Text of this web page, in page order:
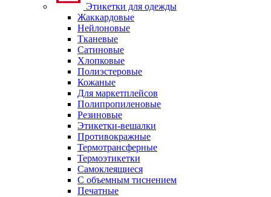
Этикетки для одежды
Жаккардовые
Нейлоновые
Тканевые
Сатиновые
Хлопковые
Полиэстеровые
Кожаные
Для маркетплейсов
Полипропиленовые
Резиновые
Этикетки-вешалки
Противокражные
Термотрансферные
Термоэтикетки
Самоклеящиеся
С объемным тиснением
Печатные